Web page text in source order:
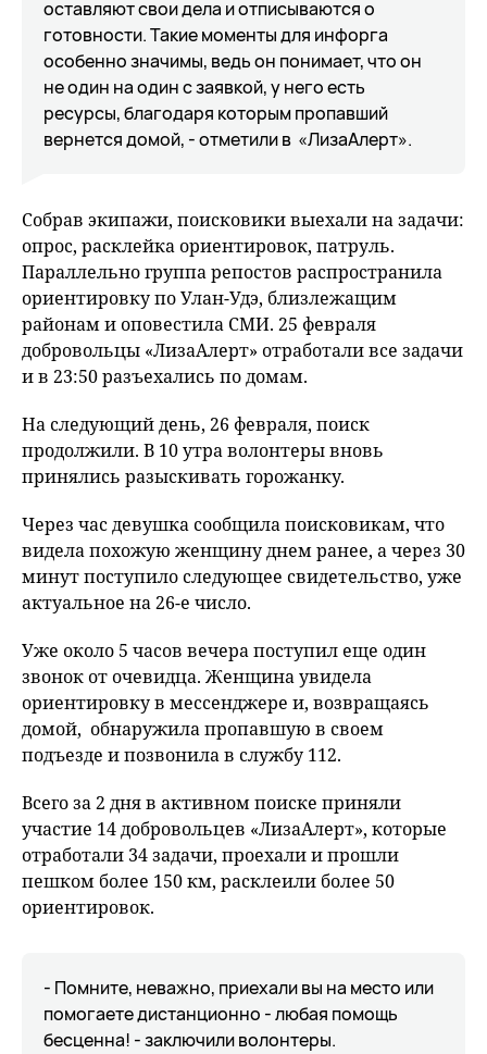
оставляют свои дела и отписываются о
готовности. Такие моменты для инфорга
особенно значимы, ведь он понимает, что он
не один на один с заявкой, у него есть
ресурсы, благодаря которым пропавший
вернется домой, - отметили в «ЛизаАлерт».
Собрав экипажи, поисковики выехали на задачи:
опрос, расклейка ориентировок, патруль.
Параллельно группа репостов распространила
ориентировку по Улан-Удэ, близлежащим
районам и оповестила СМИ. 25 февраля
добровольцы «ЛизаАлерт» отработали все задачи
и в 23:50 разъехались по домам.
На следующий день, 26 февраля, поиск
продолжили. В 10 утра волонтеры вновь
принялись разыскивать горожанку.
Через час девушка сообщила поисковикам, что
видела похожую женщину днем ранее, а через 30
минут поступило следующее свидетельство, уже
актуальное на 26-е число.
Уже около 5 часов вечера поступил еще один
звонок от очевидца. Женщина увидела
ориентировку в мессенджере и, возвращаясь
домой, обнаружила пропавшую в своем
подъезде и позвонила в службу 112.
Всего за 2 дня в активном поиске приняли
участие 14 добровольцев «ЛизаАлерт», которые
отработали 34 задачи, проехали и прошли
пешком более 150 км, расклеили более 50
ориентировок.
- Помните, неважно, приехали вы на место или
помогаете дистанционно - любая помощь
бесценна! - заключили волонтеры.